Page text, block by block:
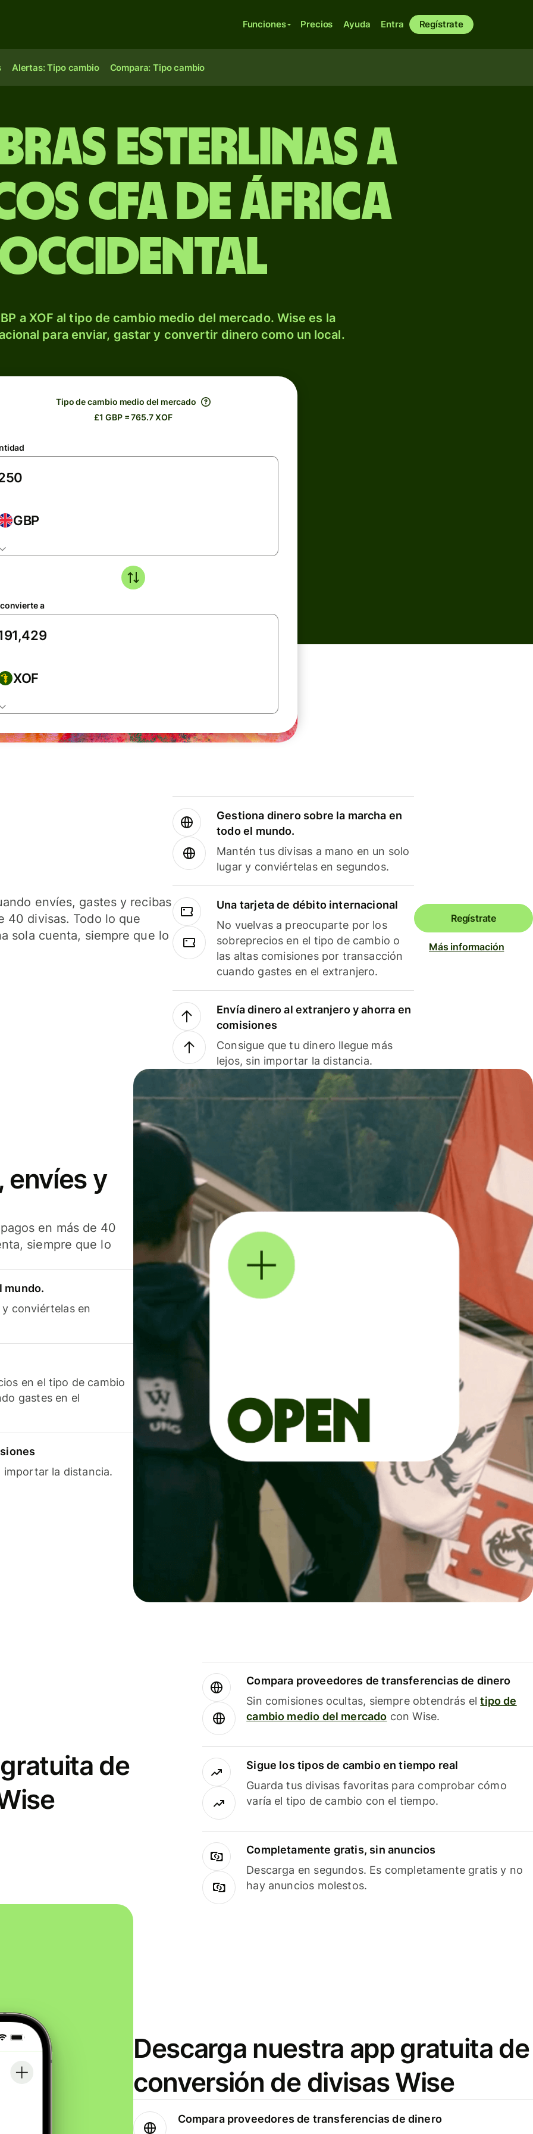
Funciones Precios Ayuda Entra Regístrate
Alertas: Tipo cambio Compara: Tipo cambio
esterlinas a
CFA de África
a XOF al tipo de cambio medio del mercado. Wise es la
para enviar, gastar y convertir dinero como un local.
Tipo de cambio medio del mercado
£1 GBP = 765.7 XOF
GBP
a
XOF
envíes, gastes y recibas
40 divisas. Todo lo que
sola cuenta, siempre que lo
Gestiona dinero sobre la marcha en
todo el mundo.
Mantén tus divisas a mano en un solo
lugar y conviértelas en segundos.
Una tarjeta de débito internacional
No vuelvas a preocuparte por los
sobreprecios en el tipo de cambio o
las altas comisiones por transacción
cuando gastes en el extranjero.
Envía dinero al extranjero y ahorra en
comisiones
Consigue que tu dinero llegue más
lejos, sin importar la distancia.
Regístrate
Más información
envíes y
en más de 40
siempre que lo
mundo.
conviértelas en
en el tipo de cambio
gastes en el
importar la distancia.
de
Compara proveedores de transferencias de dinero
Sin comisiones ocultas, siempre obtendrás eltipo de
cambio medio del mercado con Wise.
Sigue los tipos de cambio en tiempo real
Guarda tus divisas favoritas para comprobar cómo
varía el tipo de cambio con el tiempo.
Completamente gratis, sin anuncios
Descarga en segundos. Es completamente gratis y no
hay anuncios molestos.
Descarga nuestra app gratuita de
conversión de divisas Wise
Compara proveedores de transferencias de dinero